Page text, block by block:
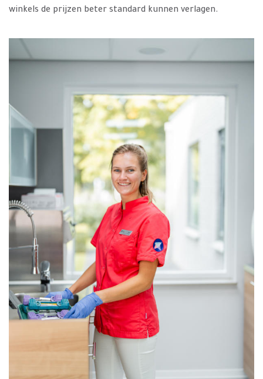
winkels de prijzen beter standard kunnen verlagen.